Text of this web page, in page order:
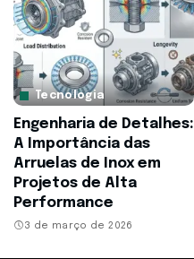
Tecnologia
Engenharia de Detalhes:
A Importância das
Arruelas de Inox em
Projetos de Alta
Performance
3 de março de 2026